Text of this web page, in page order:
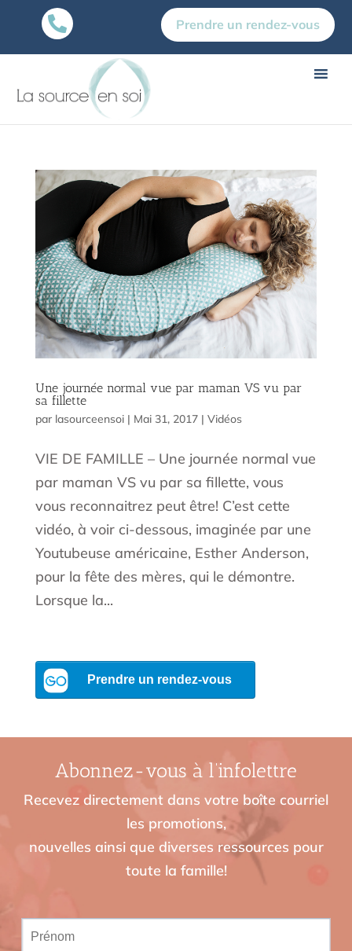
 Prendre un rendez-vous
Une journée normal vue par maman VS vu par
sa fillette
par lasourceensoi| Mai 31, 2017| Vidéos
VIE DE FAMILLE – Une journée normal vue
par maman VS vu par sa fillette, vous
vous reconnaitrez peut être! C’est cette
vidéo, à voir ci-dessous, imaginée par une
Youtubeuse américaine, Esther Anderson,
pour la fête des mères, qui le démontre.
Lorsque la...
Abonnez-vous à l’infolettre
Recevez directement dans votre boîte courriel
les promotions,
nouvelles ainsi que diverses ressources pour
toute la famille!